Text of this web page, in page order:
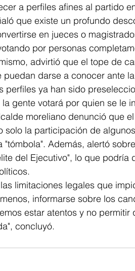
a perfiles afines al partido
que existe un profundo
en jueces o
por personas
advirtió que el tope de
puedan darse a conocer ante
perfiles ya han sido
gente votará por quien se le
moreliano denunció que
solo la participación de
"tómbola". Además, alertó
del Ejecutivo", lo que podría
limitaciones legales que
informarse sobre los
estar atentos y no
concluyó.